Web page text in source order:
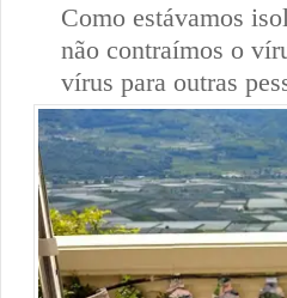
Como estávamos
não contraímos o
vírus para outras